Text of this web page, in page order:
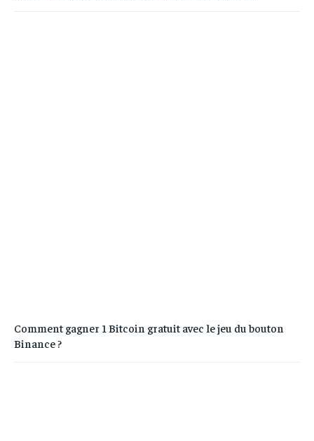
Comment gagner 1 Bitcoin gratuit avec le jeu du bouton
Binance ?